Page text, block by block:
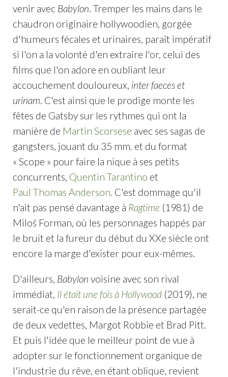
venir avec Babylon. Tremper les mains dans le
chaudron originaire hollywoodien, gorgée
d'humeurs fécales et urinaires, paraît impératif
si l'on a la volonté d'en extraire l'or, celui des
films que l'on adore en oubliant leur
accouchement douloureux, inter faeces et
urinam. C'est ainsi que le prodige monte les
fêtes de Gatsby sur les rythmes qui ont la
manière de Martin Scorsese avec ses sagas de
gangsters, jouant du 35 mm. et du format
« Scope » pour faire la nique à ses petits
concurrents, Quentin Tarantino et
Paul Thomas Anderson. C'est dommage qu'il
n'ait pas pensé davantage à Ragtime (1981) de
Miloš Forman, où les personnages happés par
le bruit et la fureur du début du XXe siècle ont
encore la marge d'exister pour eux-mêmes.
D'ailleurs, Babylon voisine avec son rival
immédiat, Il était une fois à Hollywood(2019), ne
serait-ce qu'en raison de la présence partagée
de deux vedettes, Margot Robbie et Brad Pitt.
Et puis l'idée que le meilleur point de vue à
adopter sur le fonctionnement organique de
l'industrie du rêve, en étant oblique, revient